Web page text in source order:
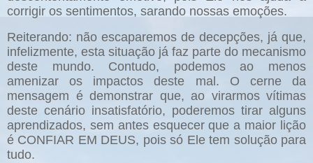
corrigir os sentimentos, sarando nossas emoções.
Reiterando: não escaparemos de decepções, já que,
infelizmente, esta situação já faz parte do mecanismo
deste mundo. Contudo, podemos ao menos
amenizar os impactos deste mal. O cerne da
mensagem é demonstrar que, ao virarmos vítimas
deste cenário insatisfatório, poderemos tirar alguns
aprendizados, sem antes esquecer que a maior lição
é CONFIAR EM DEUS, pois só Ele tem solução para
tudo.